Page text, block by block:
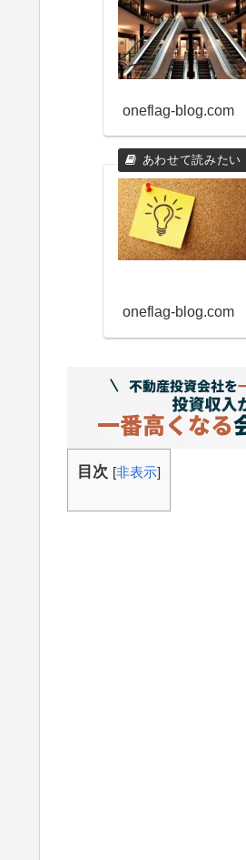
oneflag-blog.com
oneflag-blog.com
目次 [非表示]